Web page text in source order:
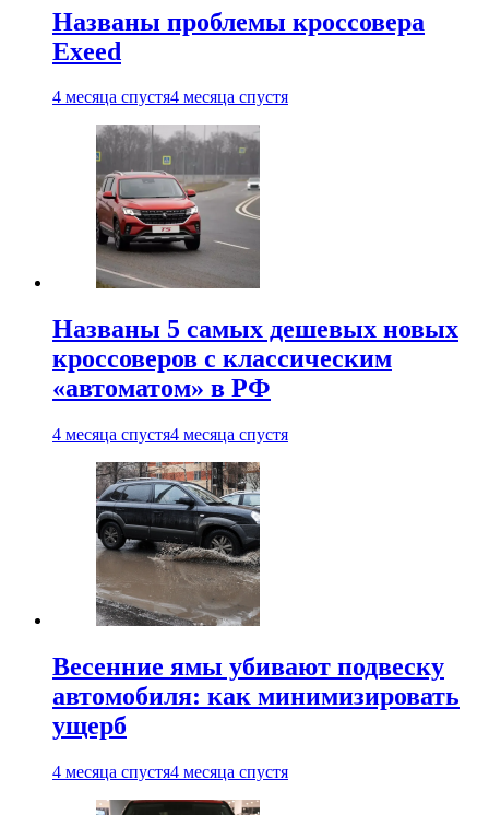
Названы проблемы кроссовера
Exeed
4 месяца спустя4 месяца спустя
Названы 5 самых дешевых новых
кроссоверов с классическим
«автоматом» в РФ
4 месяца спустя4 месяца спустя
Весенние ямы убивают подвеску
автомобиля: как минимизировать
ущерб
4 месяца спустя4 месяца спустя